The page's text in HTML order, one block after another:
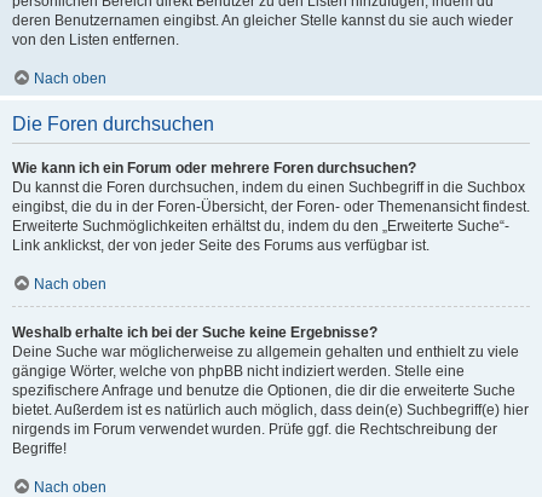
deren Benutzernamen eingibst. An gleicher Stelle kannst du sie auch wieder
von den Listen entfernen.
Nach oben
Die Foren durchsuchen
Wie kann ich ein Forum oder mehrere Foren durchsuchen?
Du kannst die Foren durchsuchen, indem du einen Suchbegriff in die Suchbox
eingibst, die du in der Foren-Übersicht, der Foren- oder Themenansicht findest.
Erweiterte Suchmöglichkeiten erhältst du, indem du den „Erweiterte Suche“-
Link anklickst, der von jeder Seite des Forums aus verfügbar ist.
Nach oben
Weshalb erhalte ich bei der Suche keine Ergebnisse?
Deine Suche war möglicherweise zu allgemein gehalten und enthielt zu viele
gängige Wörter, welche von phpBB nicht indiziert werden. Stelle eine
spezifischere Anfrage und benutze die Optionen, die dir die erweiterte Suche
bietet. Außerdem ist es natürlich auch möglich, dass dein(e) Suchbegriff(e) hier
nirgends im Forum verwendet wurden. Prüfe ggf. die Rechtschreibung der
Begriffe!
Nach oben